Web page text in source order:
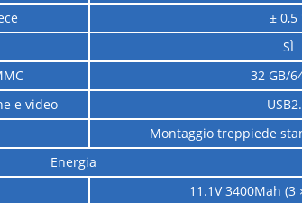
± 0,5
SÌ
32 GB/
e video
Montaggio treppiede
Energia
11.1V 3400Mah (3